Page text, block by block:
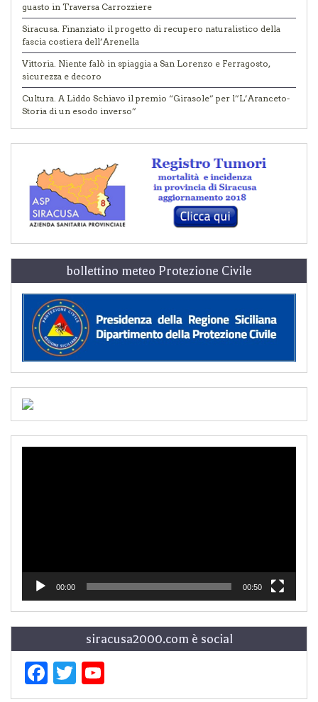
guasto in Traversa Carrozziere
Siracusa. Finanziato il progetto di recupero naturalistico della
fascia costiera dell’Arenella
Vittoria. Niente falò in spiaggia a San Lorenzo e Ferragosto,
sicurezza e decoro
Cultura. A Liddo Schiavo il premio “Girasole” per l”L’Aranceto-
Storia di un esodo inverso”
bollettino meteo Protezione Civile
00:00 00:50
siracusa2000.com è social
Facebook
Twitter